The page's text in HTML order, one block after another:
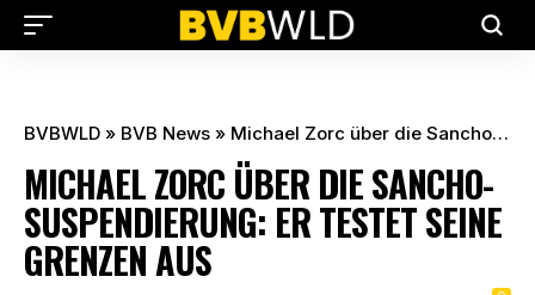
BVBWLD » BVB News » Michael Zorc über die Sancho-Suspendierung: Er testet seine Grenzen aus
MICHAEL ZORC ÜBER DIE SANCHO-
SUSPENDIERUNG: ER TESTET SEINE
GRENZEN AUS